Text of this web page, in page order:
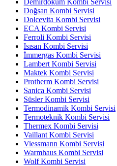
Doğsan Kombi Servisi
Dolcevita Kombi Servisi
ECA Kombi Servisi
Ferroli Kombi Servisi
Isısan Kombi Servisi
İmmergas Kombi Servisi
Lambert Kombi Servisi
Maktek Kombi Servisi
Protherm Kombi Servisi
Sanica Kombi Servisi
Süsler Kombi Servisi
Termodinamik Kombi Servisi
Termoteknik Kombi Servisi
Thermex Kombi Servisi
Vaillant Kombi Servisi
Viessmann Kombi Servisi
Warmhaus Kombi Servisi
Wolf Kombi Servisi